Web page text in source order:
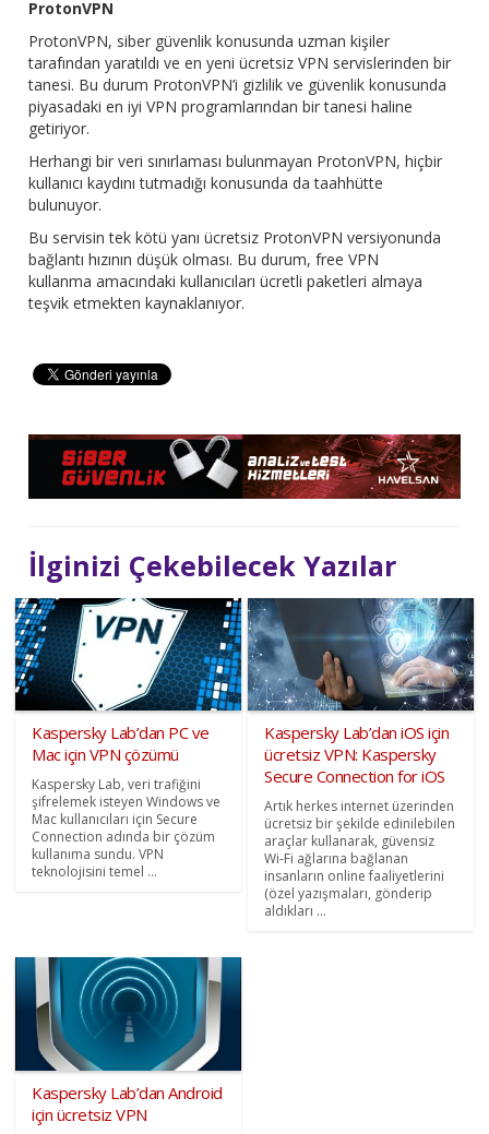
ProtonVPN
ProtonVPN, siber güvenlik konusunda uzman kişiler
tarafından yaratıldı ve en yeni ücretsiz VPN servislerinden bir
tanesi. Bu durum ProtonVPN’i gizlilik ve güvenlik konusunda
piyasadaki en iyi VPN programlarından bir tanesi haline
getiriyor.
Herhangi bir veri sınırlaması bulunmayan ProtonVPN, hiçbir
kullanıcı kaydını tutmadığı konusunda da taahhütte
bulunuyor.
Bu servisin tek kötü yanı ücretsiz ProtonVPN versiyonunda
bağlantı hızının düşük olması. Bu durum, free VPN
kullanma amacındaki kullanıcıları ücretli paketleri almaya
teşvik etmekten kaynaklanıyor.
İlginizi Çekebilecek Yazılar
Kaspersky Lab’dan PC ve
Mac için VPN çözümü
Kaspersky Lab, veri trafiğini
şifrelemek isteyen Windows ve
Mac kullanıcıları için Secure
Connection adında bir çözüm
kullanıma sundu. VPN
teknolojisini temel ...
Kaspersky Lab’dan iOS için
ücretsiz VPN: Kaspersky
Secure Connection for iOS
Artık herkes internet üzerinden
ücretsiz bir şekilde edinilebilen
araçlar kullanarak, güvensiz
Wi-Fi ağlarına bağlanan
insanların online faaliyetlerini
(özel yazışmaları, gönderip
aldıkları ...
Kaspersky Lab’dan Android
için ücretsiz VPN